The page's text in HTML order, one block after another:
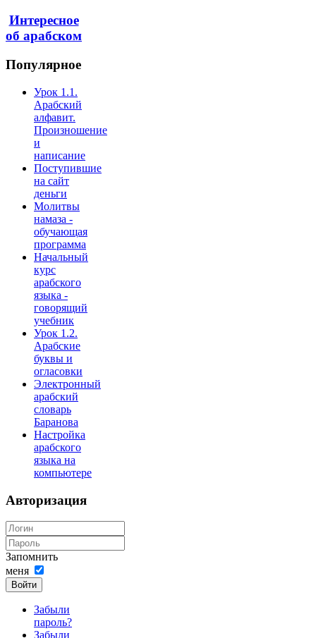
Интересное
об арабском
Популярное
Урок 1.1.
Арабский
алфавит.
Произношение
и
написание
Поступившие
на сайт
деньги
Молитвы
намаза -
обучающая
программа
Начальный
курс
арабского
языка -
говорящий
учебник
Урок 1.2.
Арабские
буквы и
огласовки
Электронный
арабский
словарь
Баранова
Настройка
арабского
языка на
компьютере
Авторизация
Запомнить
меня
Войти
Забыли
пароль?
Забыли